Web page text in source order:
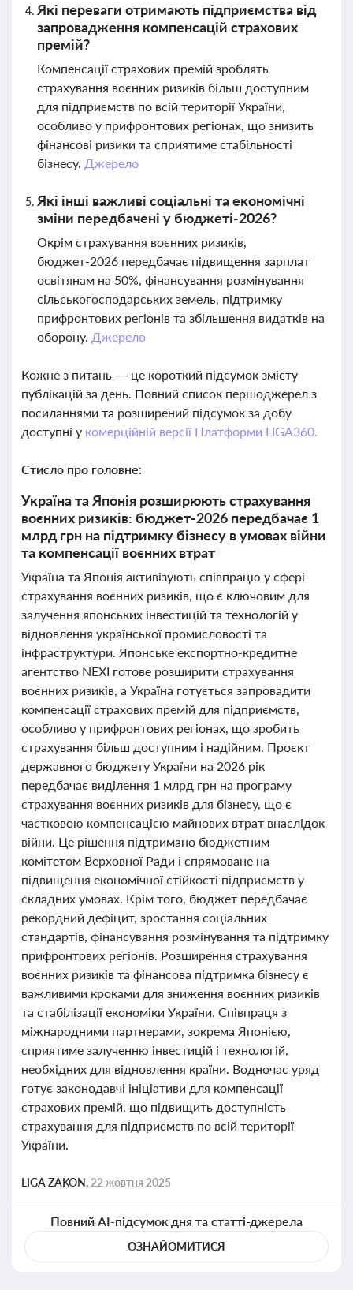
Які переваги отримають підприємства від
запровадження компенсацій страхових
премій?
Компенсації страхових премій зроблять
страхування воєнних ризиків більш доступним
для підприємств по всій території України,
особливо у прифронтових регіонах, що знизить
фінансові ризики та сприятиме стабільності
бізнесу. Джерело
Які інші важливі соціальні та економічні
зміни передбачені у бюджеті-2026?
Окрім страхування воєнних ризиків,
бюджет-2026 передбачає підвищення зарплат
освітянам на 50%, фінансування розмінування
сільськогосподарських земель, підтримку
прифронтових регіонів та збільшення видатків на
оборону. Джерело
Кожне з питань — це короткий підсумок змісту
публікацій за день. Повний список першоджерел з
посиланнями та розширений підсумок за добу
доступні у комерційній версії Платформи LIGA360.
Стисло про головне:
Україна та Японія розширюють страхування
воєнних ризиків: бюджет-2026 передбачає 1
млрд грн на підтримку бізнесу в умовах війни
та компенсації воєнних втрат
Україна та Японія активізують співпрацю у сфері
страхування воєнних ризиків, що є ключовим для
залучення японських інвестицій та технологій у
відновлення української промисловості та
інфраструктури. Японське експортно-кредитне
агентство NEXI готове розширити страхування
воєнних ризиків, а Україна готується запровадити
компенсації страхових премій для підприємств,
особливо у прифронтових регіонах, що зробить
страхування більш доступним і надійним. Проєкт
державного бюджету України на 2026 рік
передбачає виділення 1 млрд грн на програму
страхування воєнних ризиків для бізнесу, що є
частковою компенсацією майнових втрат внаслідок
війни. Це рішення підтримано бюджетним
комітетом Верховної Ради і спрямоване на
підвищення економічної стійкості підприємств у
складних умовах. Крім того, бюджет передбачає
рекордний дефіцит, зростання соціальних
стандартів, фінансування розмінування та підтримку
прифронтових регіонів. Розширення страхування
воєнних ризиків та фінансова підтримка бізнесу є
важливими кроками для зниження воєнних ризиків
та стабілізації економіки України. Співпраця з
міжнародними партнерами, зокрема Японією,
сприятиме залученню інвестицій і технологій,
необхідних для відновлення країни. Водночас уряд
готує законодавчі ініціативи для компенсації
страхових премій, що підвищить доступність
страхування для підприємств по всій території
України.
LIGA ZAKON, 22 жовтня 2025
Повний AI-підсумок дня та статті-джерела
ОЗНАЙОМИТИСЯ